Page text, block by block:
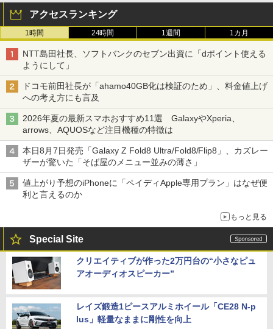
アクセスランキング
1時間 24時間 1週間 1カ月
NTT島田社長、ソフトバンクのセブン出資に「dポイント使える
ようにして」
ドコモ前田社長が「ahamo40GB化は検証のため」、料金値上げ
への考え方にも言及
2026年夏の最新スマホおすすめ11選 GalaxyやXperia、
arrows、AQUOSなど注目機種の特徴は
本日8月7日発売「Galaxy Z Fold8 Ultra/Fold8/Flip8」、カズレー
ザーが驚いた「そば屋のメニュー並みの薄さ」
値上がり予想のiPhoneに「ペイディApple専用プラン」はなぜ便
利と言えるのか
もっと見る
Special Site
クリエイティブが作った2万円台の“小さなピュ
アオーディオスピーカー”
レイズ鍛造1ピースアルミホイール「CE28 N-p
lus」軽量なままに剛性を向上